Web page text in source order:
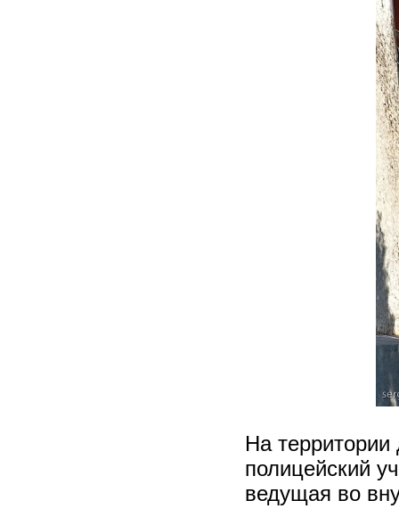
На территории
полицейский
ведущая во